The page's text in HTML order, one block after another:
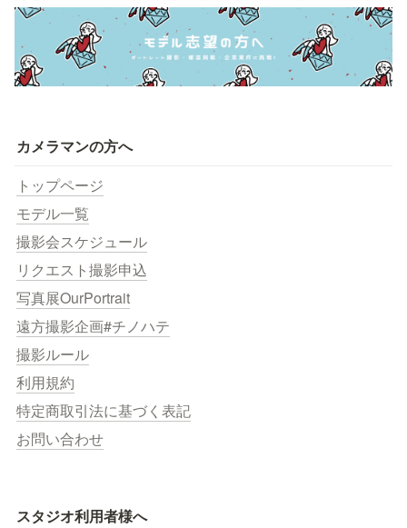
カメラマンの方へ
トップページ
モデル一覧
撮影会スケジュール
リクエスト撮影申込
写真展OurPortrait
遠方撮影企画#チノハテ
撮影ルール
利用規約
特定商取引法に基づく表記
お問い合わせ
スタジオ利用者様へ